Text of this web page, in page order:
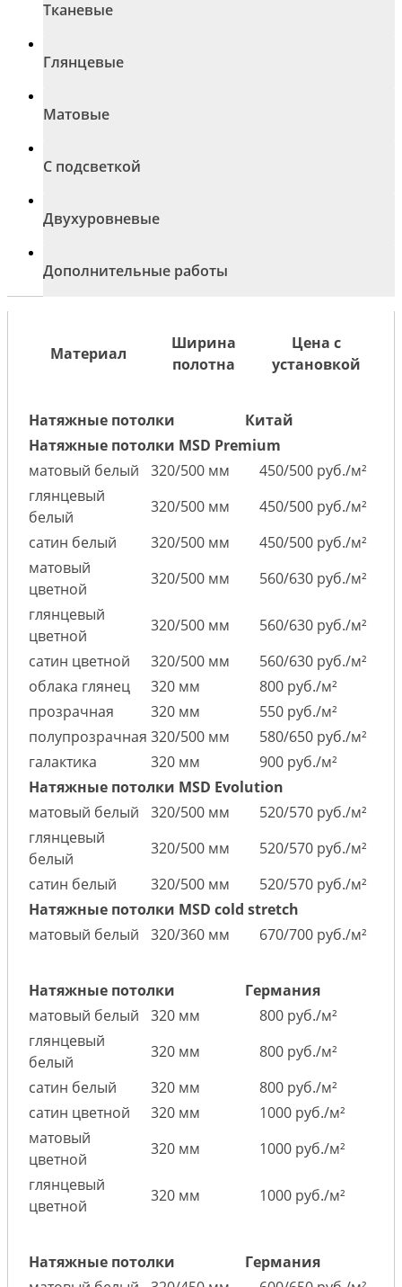
Тканевые
Глянцевые
Матовые
С подсветкой
Двухуровневые
Дополнительные работы
Материал
Ширина
полотна
Цена с
установкой
Натяжные потолки
Китай
Натяжные потолки MSD Premium
матовый белый
320/500 мм
450/500 руб./м²
глянцевый
белый
320/500 мм
450/500 руб./м²
сатин белый
320/500 мм
450/500 руб./м²
матовый
цветной
320/500 мм
560/630 руб./м²
глянцевый
цветной
320/500 мм
560/630 руб./м²
сатин цветной
320/500 мм
560/630 руб./м²
облака глянец
320 мм
800 руб./м²
прозрачная
320 мм
550 руб./м²
полупрозрачная 320/500 мм
580/650 руб./м²
галактика
320 мм
900 руб./м²
Натяжные потолки MSD Evolution
матовый белый
320/500 мм
520/570 руб./м²
глянцевый
белый
320/500 мм
520/570 руб./м²
сатин белый
320/500 мм
520/570 руб./м²
Натяжные потолки MSD cold stretch
матовый белый
320/360 мм 670/700 руб./м²
Натяжные потолки
Германия
матовый белый
320 мм
800 руб./м²
глянцевый
белый
320 мм
800 руб./м²
сатин белый
320 мм
800 руб./м²
сатин цветной
320 мм
1000 руб./м²
матовый
цветной
320 мм
1000 руб./м²
глянцевый
цветной
320 мм 1000 руб./м²
Натяжные потолки
Германия